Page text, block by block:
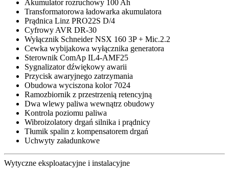
Akumulator rozruchowy 100 Ah
Transformatorowa ładowarka akumulatora
Prądnica Linz PRO22S D/4
Cyfrowy AVR DR-30
Wyłącznik Schneider NSX 160 3P + Mic.2.2
Cewka wybijakowa wyłącznika generatora
Sterownik ComAp IL4-AMF25
Sygnalizator dźwiękowy awarii
Przycisk awaryjnego zatrzymania
Obudowa wyciszona kolor 7024
Ramozbiornik z przestrzenią retencyjną
Dwa wlewy paliwa wewnątrz obudowy
Kontrola poziomu paliwa
Wibroizolatory drgań silnika i prądnicy
Tłumik spalin z kompensatorem drgań
Uchwyty załadunkowe
Wytyczne eksploatacyjne i instalacyjne